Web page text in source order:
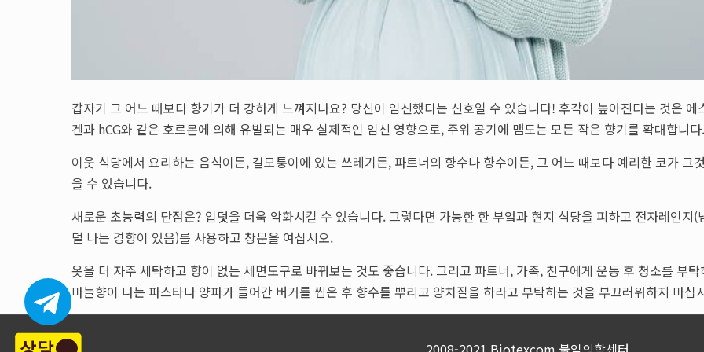
갑자기 그 어느 때보다 향기가 더 강하게 느껴지나요? 당신이 임신했다는 신호일 수 있습니다! 후각이 높아진다는 것은 에
겐과 hCG와 같은 호르몬에 의해 유발되는 매우 실제적인 임신 영향으로, 주위 공기에 맴도는 모든 작은 향기를 확대합니다.
이웃 식당에서 요리하는 음식이든, 길모퉁이에 있는 쓰레기든, 파트너의 향수나 향수이든, 그 어느 때보다 예리한 코가 그
을 수 있습니다.
새로운 초능력의 단점은? 입덧을 더욱 악화시킬 수 있습니다. 그렇다면 가능한 한 부엌과 현지 식당을 피하고 전자레인지(
덜 나는 경향이 있음)를 사용하고 창문을 여십시오.
옷을 더 자주 세탁하고 향이 없는 세면도구로 바꿔보는 것도 좋습니다. 그리고 파트너, 가족, 친구에게 운동 후 청소를 부탁
마늘향이 나는 파스타나 양파가 들어간 버거를 씹은 후 향수를 뿌리고 양치질을 하라고 부탁하는 것을 부끄러워하지 마십